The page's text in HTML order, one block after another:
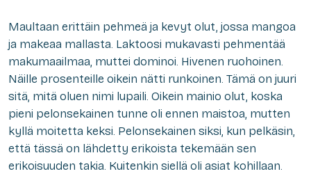
Maultaan erittäin pehmeä ja kevyt olut, jossa mangoa
ja makeaa mallasta. Laktoosi mukavasti pehmentää
makumaailmaa, muttei dominoi. Hivenen ruohoinen.
Näille prosenteille oikein nätti runkoinen. Tämä on juuri
sitä, mitä oluen nimi lupaili. Oikein mainio olut, koska
pieni pelonsekainen tunne oli ennen maistoa, mutten
kyllä moitetta keksi. Pelonsekainen siksi, kun pelkäsin,
että tässä on lähdetty erikoista tekemään sen
erikoisuuden takia. Kuitenkin siellä oli asiat kohillaan.